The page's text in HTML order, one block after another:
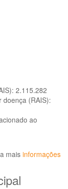
2.115.282
doença (RAIS):
ao
mais informações